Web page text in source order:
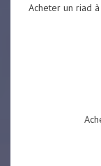
Acheter un riad